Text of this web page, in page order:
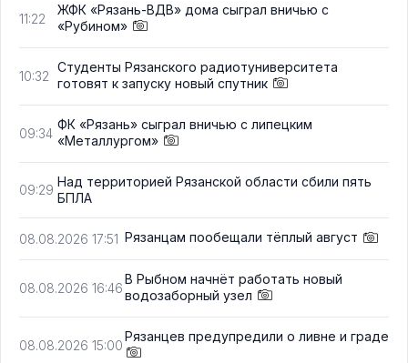
11:22
ЖФК «Рязань-ВДВ» дома сыграл вничью с
«Рубином»
10:32
Студенты Рязанского радиотуниверситета
готовят к запуску новый спутник
09:34
ФК «Рязань» сыграл вничью с липецким
«Металлургом»
09:29
Над территорией Рязанской области сбили пять
БПЛА
08.08.2026 17:51 Рязанцам пообещали тёплый август
08.08.2026 16:46
В Рыбном начнёт работать новый
водозаборный узел
08.08.2026 15:00
Рязанцев предупредили о ливне и граде